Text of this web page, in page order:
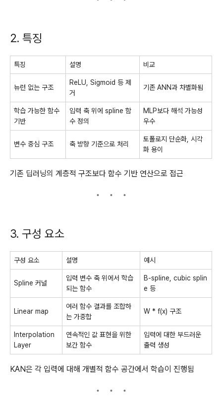
2. 특징
특징 설명 비교
뉴런 없는 구조
ReLU, Sigmoid 등 제
거
기존 ANN과 차별화됨
학습 가능한 함수
기반
입력 축 위에 spline 함
수 정의
MLP보다 해석 가능성
우수
변수 중심 구조 축 방향 기준으로 처리
토폴로지 단순화, 시각
화 용이
기존 딥러닝의 계층적 구조보다 함수 기반 연산으로 접근
3. 구성 요소
구성 요소 설명 예시
Spline 커널
입력 변수 축 위에서 학습
되는 함수
B-spline, cubic splin
e 등
Linear map
여러 함수 결과를 조합하
는 가중합
W * f(x) 구조
Interpolation
Layer
연속적인 값 표현을 위한
보간 함수
입력에 대한 부드러운
출력 생성
KAN은 각 입력에 대해 개별적 함수 공간에서 학습이 진행됨